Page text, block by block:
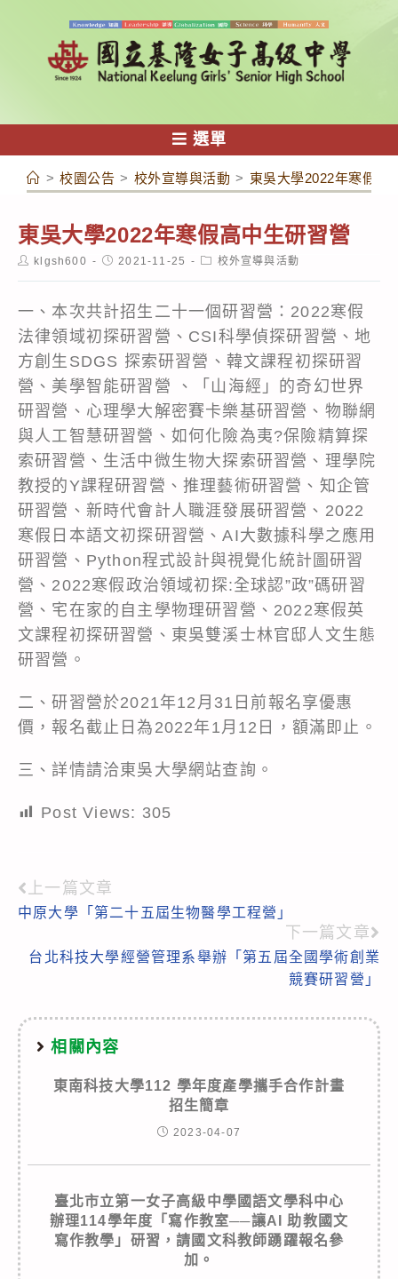
容
選單
> 校園公告 > 校外宣導與活動 > 東吳大學2022年寒假高
東吳大學2022年寒假高中生研習營
Postklgsh600
Post2021-11-25
Post校外宣導與活動
一、本次共計招生二十一個研習營：2022寒假
法律領域初探研習營、CSI科學偵探研習營、地
方創生SDGS 探索研習營、韓文課程初探研習
營、美學智能研習營 、「山海經」的奇幻世界
研習營、心理學大解密賽卡樂基研習營、物聯網
與人工智慧研習營、如何化險為夷?保險精算探
索研習營、生活中微生物大探索研習營、理學院
教授的Y課程研習營、推理藝術研習營、知企管
研習營、新時代會計人職涯發展研習營、2022
寒假日本語文初探研習營、AI大數據科學之應用
研習營、Python程式設計與視覺化統計圖研習
營、2022寒假政治領域初探:全球認”政”碼研習
營、宅在家的自主學物理研習營、2022寒假英
文課程初探研習營、東吳雙溪士林官邸人文生態
研習營。
二、研習營於2021年12月31日前報名享優惠
價，報名截止日為2022年1月12日，額滿即止。
三、詳情請洽東吳大學網站查詢。
Post Views: 305
Read
more
articles
上一篇文章
中原大學「第二十五屆生物醫學工程營」
下一篇文章
台北科技大學經營管理系舉辦「第五屆全國學術創業
競賽研習營」
相關內容
東南科技大學112 學年度產學攜手合作計畫
招生簡章
2023-04-07
臺北市立第一女子高級中學國語文學科中心
辦理114學年度「寫作教室──讓AI 助教國文
寫作教學」研習，請國文科教師踴躍報名參
加。